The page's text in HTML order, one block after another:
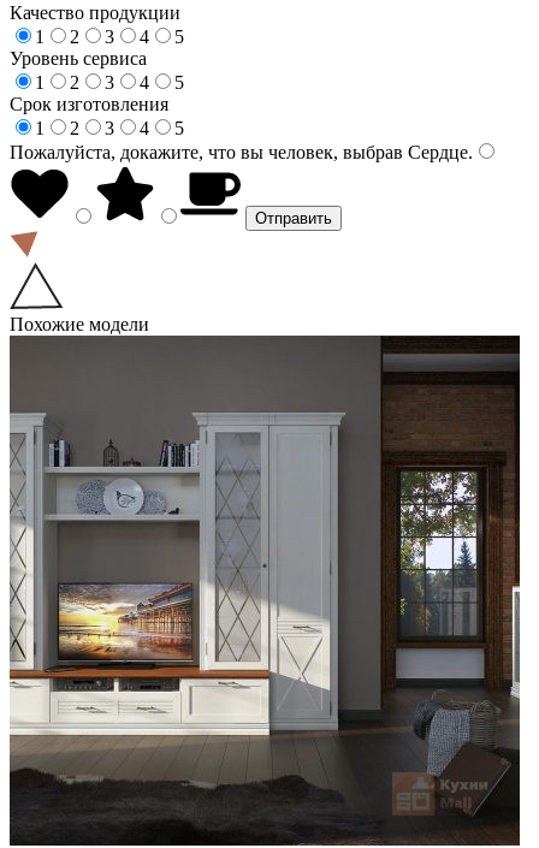
Качество продукции
1
2 3 4
5
Уровень сервиса
1
2 3 4
5
Срок изготовления
1
2 3 4
5
Пожалуйста, докажите, что вы человек, выбрав Сердце.
Похожие модели